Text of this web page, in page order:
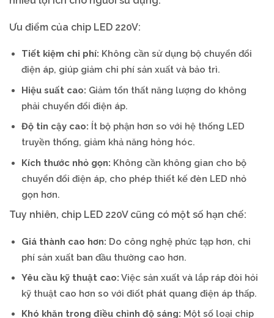
Ưu điểm của chip LED 220V:
Tiết kiệm chi phí: Không cần sử dụng bộ chuyển đổi
điện áp, giúp giảm chi phí sản xuất và bảo trì.
Hiệu suất cao: Giảm tổn thất năng lượng do không
phải chuyển đổi điện áp.
Độ tin cậy cao: Ít bộ phận hơn so với hệ thống LED
truyền thống, giảm khả năng hỏng hóc.
Kích thước nhỏ gọn: Không cần không gian cho bộ
chuyển đổi điện áp, cho phép thiết kế đèn LED nhỏ
gọn hơn.
Tuy nhiên, chip LED 220V cũng có một số hạn chế:
Giá thành cao hơn: Do công nghệ phức tạp hơn, chi
phí sản xuất ban đầu thường cao hơn.
Yêu cầu kỹ thuật cao: Việc sản xuất và lắp ráp đòi hỏi
kỹ thuật cao hơn so với điốt phát quang điện áp thấp.
Khó khăn trong điều chỉnh độ sáng: Một số loại chip